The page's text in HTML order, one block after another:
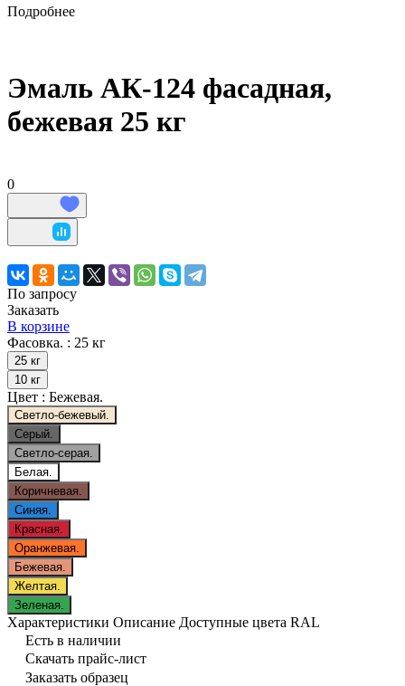
Подробнее
Эмаль АК-124 фасадная,
бежевая 25 кг
0
По запросу
Заказать
В корзине
Фасовка. : 25 кг
25 кг
10 кг
Цвет : Бежевая.
Светло-бежевый.
Серый.
Светло-серая.
Белая.
Коричневая.
Синяя.
Красная.
Оранжевая.
Бежевая.
Желтая.
Зеленая.
Характеристики Описание Доступные цвета RAL
Есть в наличии
Скачать прайс-лист
Заказать образец